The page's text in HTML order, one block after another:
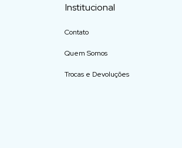
Institucional
Contato
Quem Somos
Trocas e Devoluções